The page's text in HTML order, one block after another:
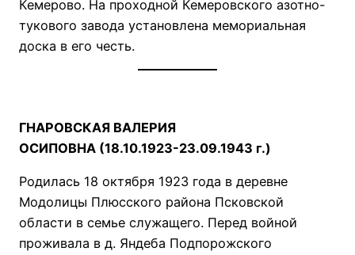
Кемерово. На проходной Кемеровского азотно-
тукового завода установлена мемориальная
доска в его честь.
ГНАРОВСКАЯ ВАЛЕРИЯ
ОСИПОВНА (18.10.1923-23.09.1943 г.)
Родилась 18 октября 1923 года в деревне
Модолицы Плюсского района Псковской
области в семье служащего. Перед войной
проживала в д. Яндеба Подпорожского